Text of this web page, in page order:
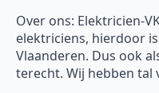
Over ons: Elektricien-
elektriciens, hierdoor
Vlaanderen. Dus ook
terecht. Wij hebben tal